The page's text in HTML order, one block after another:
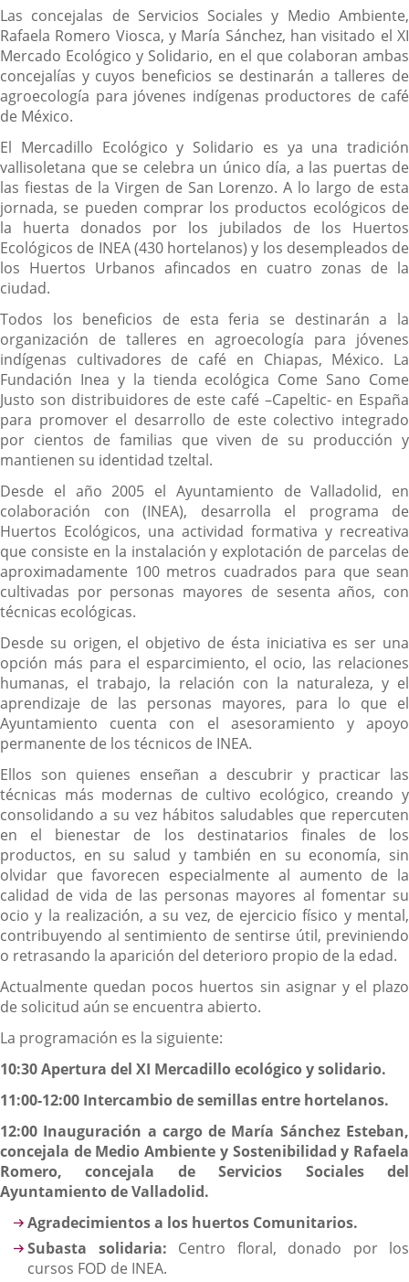
Descripción
Las concejalas de Servicios Sociales y Medio Ambiente,
Rafaela Romero Viosca, y María Sánchez, han visitado el XI
Mercado Ecológico y Solidario, en el que colaboran ambas
concejalías y cuyos beneficios se destinarán a talleres de
agroecología para jóvenes indígenas productores de café
de México.
El Mercadillo Ecológico y Solidario es ya una tradición
vallisoletana que se celebra un único día, a las puertas de
las fiestas de la Virgen de San Lorenzo. A lo largo de esta
jornada, se pueden comprar los productos ecológicos de
la huerta donados por los jubilados de los Huertos
Ecológicos de INEA (430 hortelanos) y los desempleados de
los Huertos Urbanos afincados en cuatro zonas de la
ciudad.
Todos los beneficios de esta feria se destinarán a la
organización de talleres en agroecología para jóvenes
indígenas cultivadores de café en Chiapas, México. La
Fundación Inea y la tienda ecológica Come Sano Come
Justo son distribuidores de este café –Capeltic- en España
para promover el desarrollo de este colectivo integrado
por cientos de familias que viven de su producción y
mantienen su identidad tzeltal.
Desde el año 2005 el Ayuntamiento de Valladolid, en
colaboración con (INEA), desarrolla el programa de
Huertos Ecológicos, una actividad formativa y recreativa
que consiste en la instalación y explotación de parcelas de
aproximadamente 100 metros cuadrados para que sean
cultivadas por personas mayores de sesenta años, con
técnicas ecológicas.
Desde su origen, el objetivo de ésta iniciativa es ser una
opción más para el esparcimiento, el ocio, las relaciones
humanas, el trabajo, la relación con la naturaleza, y el
aprendizaje de las personas mayores, para lo que el
Ayuntamiento cuenta con el asesoramiento y apoyo
permanente de los técnicos de INEA.
Ellos son quienes enseñan a descubrir y practicar las
técnicas más modernas de cultivo ecológico, creando y
consolidando a su vez hábitos saludables que repercuten
en el bienestar de los destinatarios finales de los
productos, en su salud y también en su economía, sin
olvidar que favorecen especialmente al aumento de la
calidad de vida de las personas mayores al fomentar su
ocio y la realización, a su vez, de ejercicio físico y mental,
contribuyendo al sentimiento de sentirse útil, previniendo
o retrasando la aparición del deterioro propio de la edad.
Actualmente quedan pocos huertos sin asignar y el plazo
de solicitud aún se encuentra abierto.
La programación es la siguiente:
10:30 Apertura del XI Mercadillo ecológico y solidario.
11:00-12:00 Intercambio de semillas entre hortelanos.
12:00 Inauguración a cargo de María Sánchez Esteban,
concejala de Medio Ambiente y Sostenibilidad y Rafaela
Romero, concejala de Servicios Sociales del
Ayuntamiento de Valladolid.
Agradecimientos a los huertos Comunitarios.
Subasta solidaria: Centro floral, donado por los
cursos FOD de INEA.